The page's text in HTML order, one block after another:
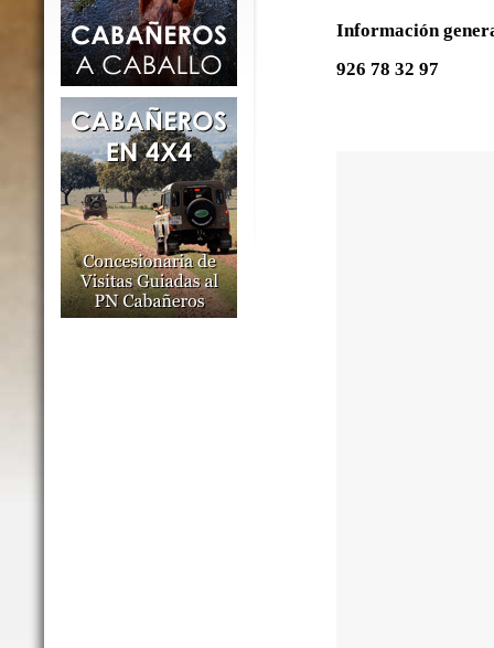
Información
926 78 32 97